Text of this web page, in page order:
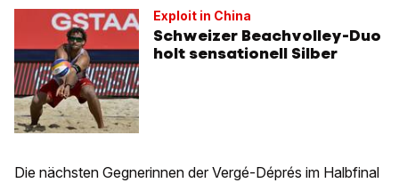
Exploit in China
Schweizer Beachvolley-Duo
holt sensationell Silber
Die nächsten Gegnerinnen der Vergé-Déprés im Halbfinal